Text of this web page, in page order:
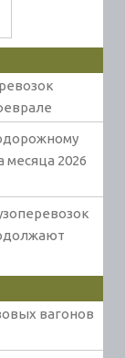
месяца 2026
вагонов